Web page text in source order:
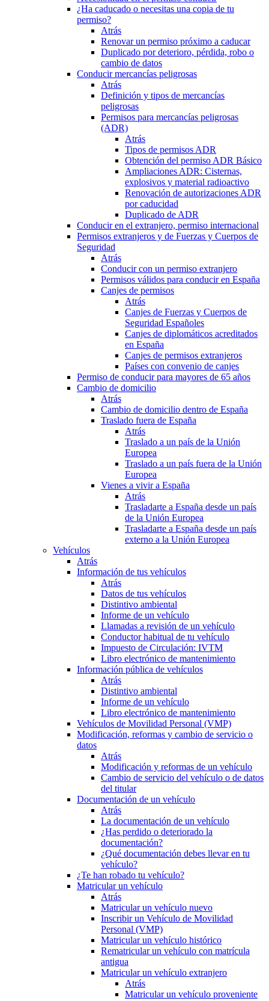
¿Ha caducado o necesitas una copia de tu
permiso?
Atrás
Renovar un permiso próximo a caducar
Duplicado por deterioro, pérdida, robo o
cambio de datos
Conducir mercancías peligrosas
Atrás
Definición y tipos de mercancías
peligrosas
Permisos para mercancías peligrosas
(ADR)
Atrás
Tipos de permisos ADR
Obtención del permiso ADR Básico
Ampliaciones ADR: Cisternas,
explosivos y material radioactivo
Renovación de autorizaciones ADR
por caducidad
Duplicado de ADR
Conducir en el extranjero, permiso internacional
Permisos extranjeros y de Fuerzas y Cuerpos de
Seguridad
Atrás
Conducir con un permiso extranjero
Permisos válidos para conducir en España
Canjes de permisos
Atrás
Canjes de Fuerzas y Cuerpos de
Seguridad Españoles
Canjes de diplomáticos acreditados
en España
Canjes de permisos extranjeros
Países con convenio de canjes
Permiso de conducir para mayores de 65 años
Cambio de domicilio
Atrás
Cambio de domicilio dentro de España
Traslado fuera de España
Atrás
Traslado a un país de la Unión
Europea
Traslado a un país fuera de la Unión
Europea
Vienes a vivir a España
Atrás
Trasladarte a España desde un país
de la Unión Europea
Trasladarte a España desde un país
externo a la Unión Europea
Vehículos
Atrás
Información de tus vehículos
Atrás
Datos de tus vehículos
Distintivo ambiental
Informe de un vehículo
Llamadas a revisión de un vehículo
Conductor habitual de tu vehículo
Impuesto de Circulación: IVTM
Libro electrónico de mantenimiento
Información pública de vehículos
Atrás
Distintivo ambiental
Informe de un vehículo
Libro electrónico de mantenimiento
Vehículos de Movilidad Personal (VMP)
Modificación, reformas y cambio de servicio o
datos
Atrás
Modificación y reformas de un vehículo
Cambio de servicio del vehículo o de datos
del titular
Documentación de un vehículo
Atrás
La documentación de un vehículo
¿Has perdido o deteriorado la
documentación?
¿Qué documentación debes llevar en tu
vehículo?
¿Te han robado tu vehículo?
Matricular un vehículo
Atrás
Matricular un vehículo nuevo
Inscribir un Vehículo de Movilidad
Personal (VMP)
Matricular un vehículo histórico
Rematricular un vehículo con matrícula
antigua
Matricular un vehículo extranjero
Atrás
Matricular un vehículo proveniente